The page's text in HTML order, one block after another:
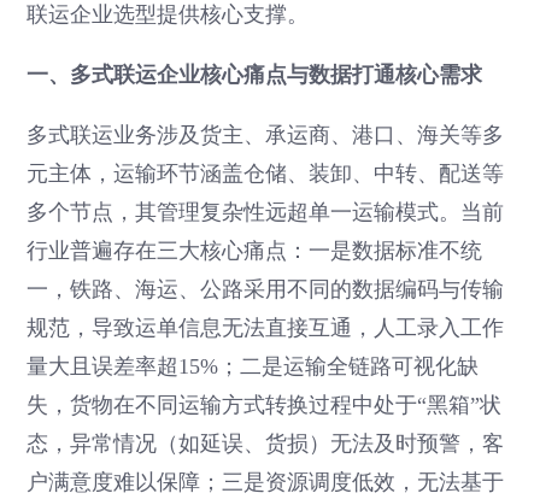
联运企业选型提供核心支撑。
一、多式联运企业核心痛点与数据打通核心需求
多式联运业务涉及货主、承运商、港口、海关等多
元主体，运输环节涵盖仓储、装卸、中转、配送等
多个节点，其管理复杂性远超单一运输模式。当前
行业普遍存在三大核心痛点：一是数据标准不统
一，铁路、海运、公路采用不同的数据编码与传输
规范，导致运单信息无法直接互通，人工录入工作
量大且误差率超15%；二是运输全链路可视化缺
失，货物在不同运输方式转换过程中处于“黑箱”状
态，异常情况（如延误、货损）无法及时预警，客
户满意度难以保障；三是资源调度低效，无法基于